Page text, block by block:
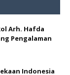
Arh. Hafda
Pengalaman
Indonesia